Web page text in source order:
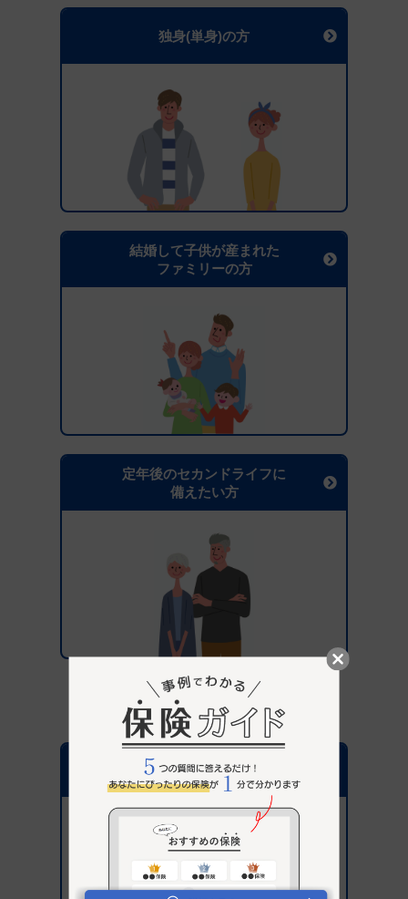
独身(単身)の方
結婚して子供が産まれた
ファミリーの方
定年後のセカンドライフに
備えたい方
保険選びがはじめての方へ
パナソニック保険サービス
が選ばれている理由